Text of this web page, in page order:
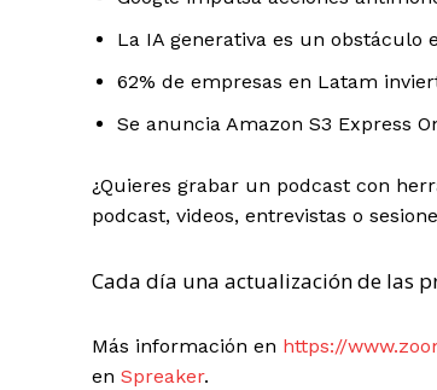
La IA generativa es un obstáculo
62% de empresas en Latam
Se anuncia Amazon S3 Express
¿Quieres grabar un podcast con
podcast, videos, entrevistas o
Cada día una actualización de las
Más información en https://
en Spreaker.